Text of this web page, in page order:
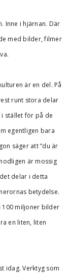
Inne i hjärnan. Där
med bilder, filmer
är en del. På
runt stora delar
i stället för på de
egentligen bara
säger att ”du är
är mossig
delar i detta
betydelse.
100 miljoner bilder
en liten, liten
idag. Verktyg som